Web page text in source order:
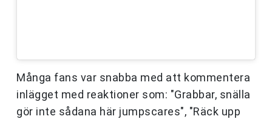
Många fans var snabba med att kommentera
inlägget med reaktioner som: "Grabbar, snälla
gör inte sådana här jumpscares", "Räck upp